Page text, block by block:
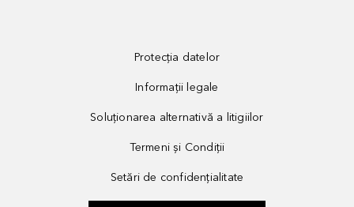
Protecția datelor
Informații legale
Soluționarea alternativă a litigiilor
Termeni și Condiții
Setări de confidențialitate